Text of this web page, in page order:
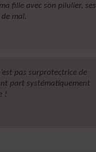
fille avec son pilulier, ses
mal.
pas surprotectrice de
part systématiquement
!